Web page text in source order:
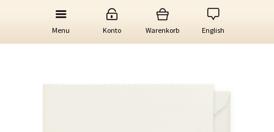
Menu Konto Warenkorb English